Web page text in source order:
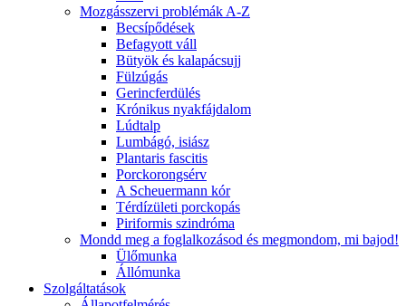
Mozgásszervi problémák A-Z
Becsípődések
Befagyott váll
Bütyök és kalapácsujj
Fülzúgás
Gerincferdülés
Krónikus nyakfájdalom
Lúdtalp
Lumbágó, isiász
Plantaris fascitis
Porckorongsérv
A Scheuermann kór
Térdízületi porckopás
Piriformis szindróma
Mondd meg a foglalkozásod és megmondom, mi bajod!
Ülőmunka
Állómunka
Szolgáltatások